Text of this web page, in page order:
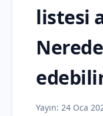
listesi
Yayın: 24 Oca